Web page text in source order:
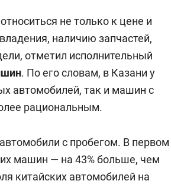
не только к цене и
наличию запчастей,
отметил исполнительный
. По его словам, в Казани у
автомобилей, так и машин с
рациональным.
с пробегом. В первом
машин — на 43% больше, чем
китайских автомобилей на